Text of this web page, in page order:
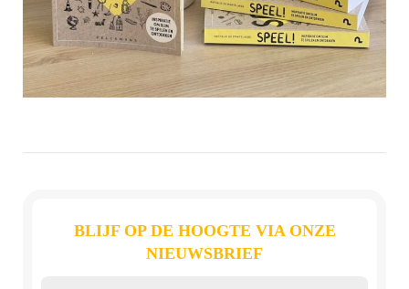
BLIJF OP DE HOOGTE VIA ONZE
NIEUWSBRIEF